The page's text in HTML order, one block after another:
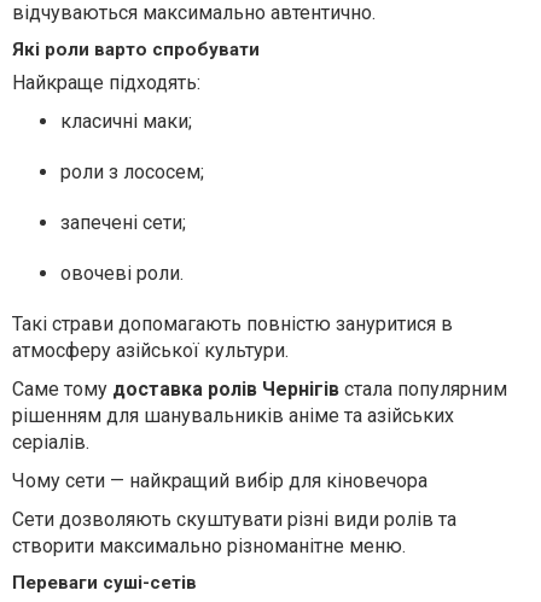
відчуваються максимально автентично.
Які роли варто спробувати
Найкраще підходять:
класичні маки;
роли з лососем;
запечені сети;
овочеві роли.
Такі страви допомагають повністю зануритися в
атмосферу азійської культури.
Саме тому доставка ролів Чернігів стала популярним
рішенням для шанувальників аніме та азійських
серіалів.
Чому сети — найкращий вибір для кіновечора
Сети дозволяють скуштувати різні види ролів та
створити максимально різноманітне меню.
Переваги суші-сетів